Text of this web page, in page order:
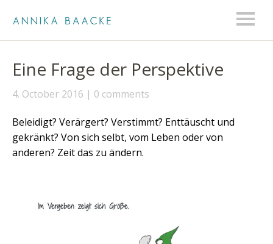
Eine Frage der Perspektive
4. October 2016 0 comments
Beleidigt? Verärgert? Verstimmt? Enttäuscht und
gekränkt? Von sich selbt, vom Leben oder von
anderen? Zeit das zu ändern.